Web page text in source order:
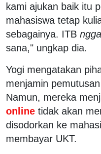
kami ajukan baik itu
mahasiswa tetap
sebagainya. ITB
sana," ungkap dia.
Yogi mengatakan
menjamin
Namun, mereka
online tidak akan
disodorkan ke
membayar UKT.